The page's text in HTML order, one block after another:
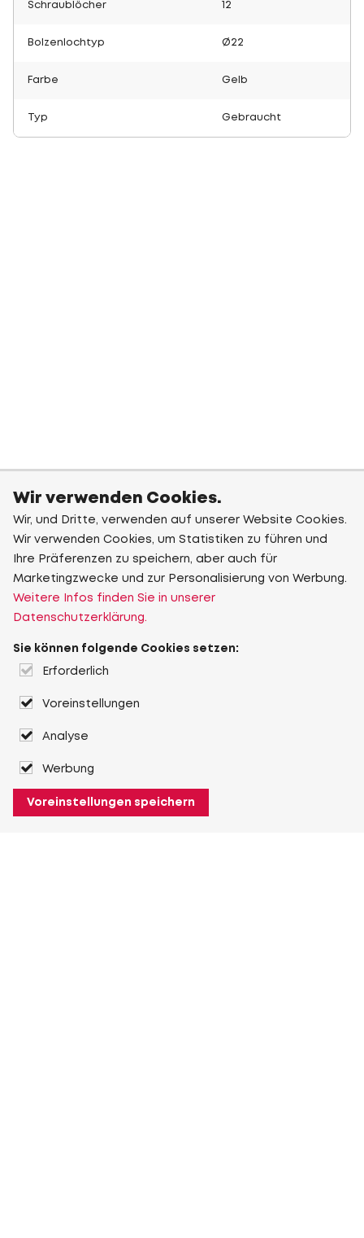
Schraublöcher 12
Bolzenlochtyp Ø22
Farbe Gelb
Typ Gebraucht
Wir verwenden Cookies.
Wir, und Dritte, verwenden auf unserer Website Cookies.
Wir verwenden Cookies, um Statistiken zu führen und
Ihre Präferenzen zu speichern, aber auch für
Marketingzwecke und zur Personalisierung von Werbung.
Weitere Infos finden Sie in unserer
Datenschutzerklärung.
Sie können folgende Cookies setzen:
Erforderlich
Voreinstellungen
Analyse
Werbung
Voreinstellungen speichern